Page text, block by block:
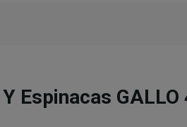
Espinacas GALLO